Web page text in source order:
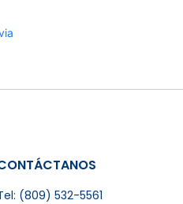
(809) 532-5561